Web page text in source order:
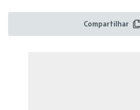
Compartilhar